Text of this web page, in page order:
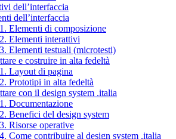
dell’interfaccia
dell’interfaccia
Elementi di composizione
Elementi interattivi
Elementi testuali (microtesti)
e costruire in alta fedeltà
Layout di pagina
Prototipi in alta fedeltà
con il design system .italia
Documentazione
Benefici del design system
Risorse operative
Come contribuire al design system .italia